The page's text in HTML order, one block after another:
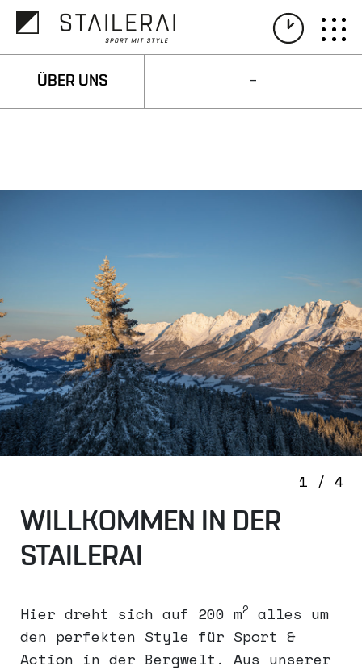
ÜBER UNS
2 / 4
WILLKOMMEN IN DER
STAILERAI
Hier dreht sich auf 200 m2 alles um
den perfekten Style für Sport &
Action in der Bergwelt. Aus unserer